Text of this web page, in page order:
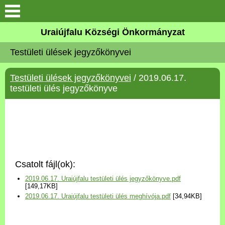
Köszöntő
Elérhetőségek
Uraiújfalu
Választási információk
Versenyképes Járások
Uraiújfalu Községi Önkormányzat
Testületi ülések jegyzőkönyvei
Testületi ülések jegyzőkönyvei / 2019.06.17.
testületi ülés jegyzőkönyve
Csatolt fájl(ok):
2019.06.17. Uraiújfalu testületi ülés jegyzőkönyve.pdf
[149,17KB]
2019.06.17. Uraiújfalu testületi ülés meghívója.pdf [34,94KB]